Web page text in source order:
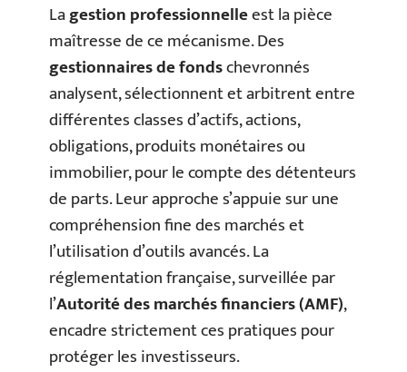
Lagestion professionnelleest la pièce
maîtresse de ce mécanisme. Des
gestionnaires de fondschevronnés
analysent, sélectionnent et arbitrent entre
différentes classes d’actifs, actions,
obligations, produits monétaires ou
immobilier, pour le compte des détenteurs
de parts. Leur approche s’appuie sur une
compréhension fine des marchés et
l’utilisation d’outils avancés. La
réglementation française, surveillée par
l’Autorité des marchés financiers (AMF),
encadre strictement ces pratiques pour
protéger les investisseurs.